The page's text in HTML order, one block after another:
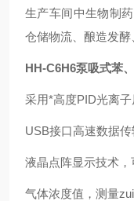
生产车间中生物制
仓储物流、酿造发
HH-C6H6泵吸式苯
采用*高度PID光离
USB接口高速数据
液晶点阵显示技术，
气体浓度值，测量